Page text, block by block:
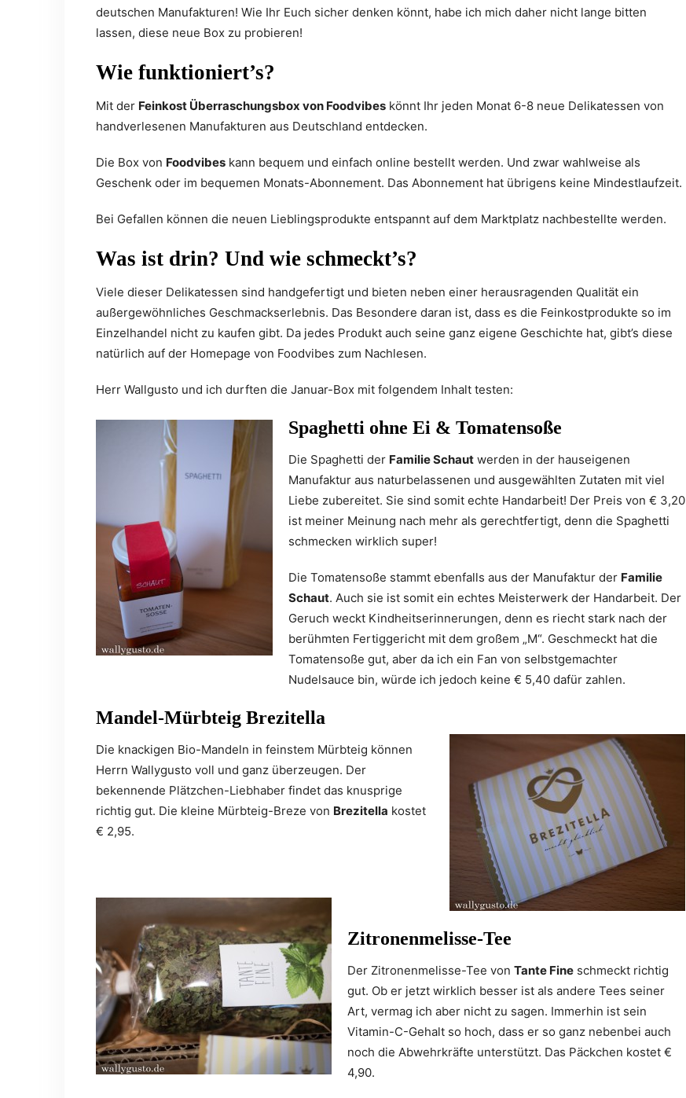
deutschen Manufakturen! Wie Ihr Euch sicher denken könnt, habe ich mich daher nicht lange bitten
lassen, diese neue Box zu probieren!
Wie funktioniert’s?
Mit der Feinkost Überraschungsbox von Foodvibes könnt Ihr jeden Monat 6-8 neue Delikatessen von
handverlesenen Manufakturen aus Deutschland entdecken.
Die Box von Foodvibes kann bequem und einfach online bestellt werden. Und zwar wahlweise als
Geschenk oder im bequemen Monats-Abonnement. Das Abonnement hat übrigens keine Mindestlaufzeit.
Bei Gefallen können die neuen Lieblingsprodukte entspannt auf dem Marktplatz nachbestellte werden.
Was ist drin? Und wie schmeckt’s?
Viele dieser Delikatessen sind handgefertigt und bieten neben einer herausragenden Qualität ein
außergewöhnliches Geschmackserlebnis. Das Besondere daran ist, dass es die Feinkostprodukte so im
Einzelhandel nicht zu kaufen gibt. Da jedes Produkt auch seine ganz eigene Geschichte hat, gibt’s diese
natürlich auf der Homepage von Foodvibes zum Nachlesen.
Herr Wallgusto und ich durften die Januar-Box mit folgendem Inhalt testen:
Spaghetti ohne Ei & Tomatensoße
Die Spaghetti der Familie Schaut werden in der hauseigenen
Manufaktur aus naturbelassenen und ausgewählten Zutaten mit viel
Liebe zubereitet. Sie sind somit echte Handarbeit! Der Preis von € 3,20
ist meiner Meinung nach mehr als gerechtfertigt, denn die Spaghetti
schmecken wirklich super!
Die Tomatensoße stammt ebenfalls aus der Manufaktur der Familie
Schaut. Auch sie ist somit ein echtes Meisterwerk der Handarbeit. Der
Geruch weckt Kindheitserinnerungen, denn es riecht stark nach der
berühmten Fertiggericht mit dem großem „M“. Geschmeckt hat die
Tomatensoße gut, aber da ich ein Fan von selbstgemachter
Nudelsauce bin, würde ich jedoch keine € 5,40 dafür zahlen.
Mandel-Mürbteig Brezitella
Die knackigen Bio-Mandeln in feinstem Mürbteig können
Herrn Wallygusto voll und ganz überzeugen. Der
bekennende Plätzchen-Liebhaber findet das knusprige
richtig gut. Die kleine Mürbteig-Breze von Brezitella kostet
€ 2,95.
Zitronenmelisse-Tee
Der Zitronenmelisse-Tee von Tante Fine schmeckt richtig
gut. Ob er jetzt wirklich besser ist als andere Tees seiner
Art, vermag ich aber nicht zu sagen. Immerhin ist sein
Vitamin-C-Gehalt so hoch, dass er so ganz nebenbei auch
noch die Abwehrkräfte unterstützt. Das Päckchen kostet €
4,90.